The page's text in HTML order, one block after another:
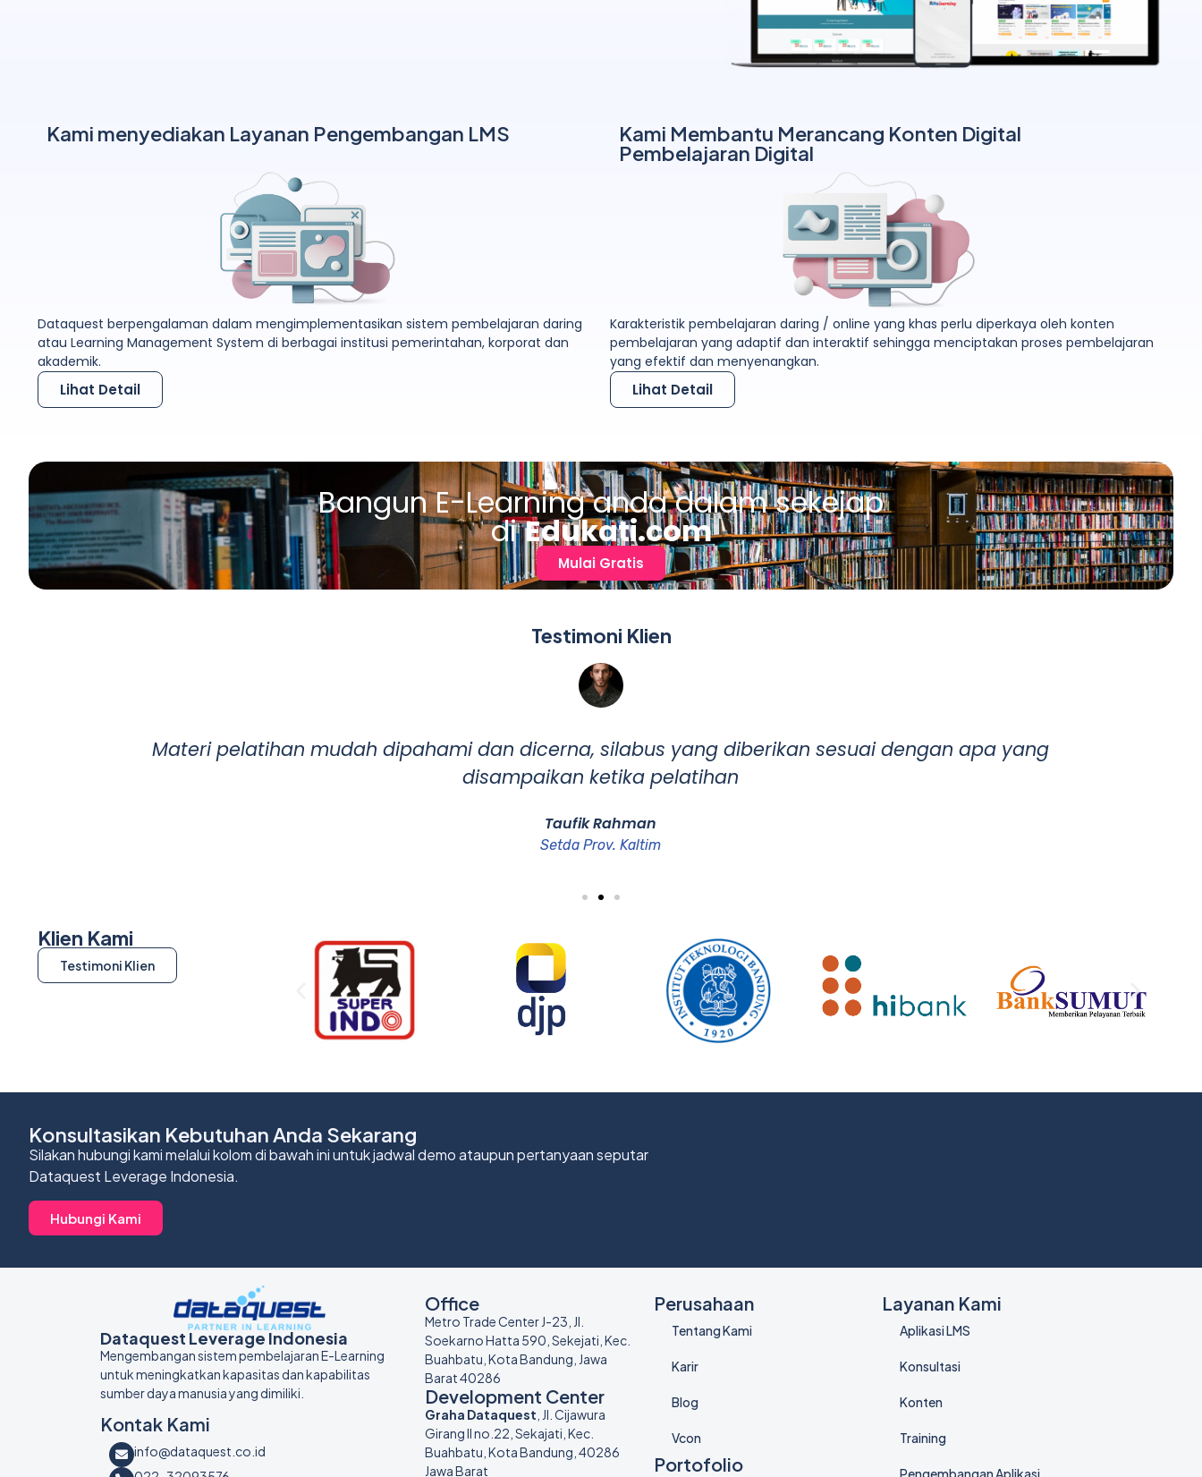
Kami menyediakan Layanan Pengembangan LMS
Dataquest berpengalaman dalam mengimplementasikan sistem pembelajaran daring
atau Learning Management System di berbagai institusi pemerintahan, korporat dan
akademik.
Lihat Detail
Kami Membantu Merancang Konten Digital
Pembelajaran Digital
Karakteristik pembelajaran daring / online yang khas perlu diperkaya oleh konten
pembelajaran yang adaptif dan interaktif sehingga menciptakan proses pembelajaran
yang efektif dan menyenangkan.
Lihat Detail
Bangun E-Learning anda dalam sekejap
diEdukati.com
Mulai Gratis
Testimoni Klien
Materi pelatihan mudah dipahami dan dicerna, silabus yang diberikan sesuai dengan apa yang
disampaikan ketika pelatihan
Taufik Rahman
Setda Prov. Kaltim
Klien Kami
Testimoni Klien
Konsultasikan Kebutuhan Anda Sekarang
Silakan hubungi kami melalui kolom di bawah ini untuk jadwal demo ataupun pertanyaan seputar
Dataquest Leverage Indonesia.
Hubungi Kami
Dataquest Leverage Indonesia
Mengembangan sistem pembelajaran E-Learning
untuk meningkatkan kapasitas dan kapabilitas
sumber daya manusia yang dimiliki.
Kontak Kami
info@dataquest.co.id
Office
Metro Trade Center J-23, Jl.
Soekarno Hatta 590, Sekejati, Kec.
Buahbatu, Kota Bandung, Jawa
Barat 40286
Development Center
Graha Dataquest , Jl. Cijawura
Girang II no.22, Sekajati, Kec.
Buahbatu, Kota Bandung, 40286
Jawa Barat
Perusahaan
Tentang Kami
Karir
Blog
Vcon
Portofolio
Layanan Kami
Aplikasi LMS
Konsultasi
Konten
Training
Pengembangan Aplikasi